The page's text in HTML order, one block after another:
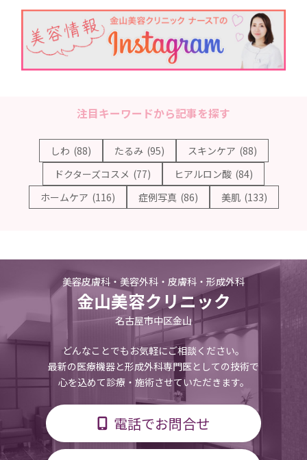
注目キーワードから記事を探す
しわ (88) たるみ (95) スキンケア (88)
ドクターズコスメ (77) ヒアルロン酸 (84)
ホームケア (116) 症例写真 (86) 美肌 (133)
美容皮膚科・美容外科・皮膚科・形成外科
金山美容クリニック
名古屋市中区金山
どんなことでもお気軽にご相談ください。
最新の医療機器と形成外科専門医としての技術で
心を込めて診療・施術させていただきます。
電話でお問合せ